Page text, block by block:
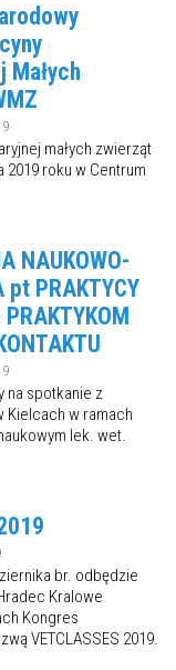
Małych
małych zwierząt
roku w Centrum
NAUKOWO-
pt PRAKTYCY
na spotkanie z
Kielcach w ramach
lek. wet.
br. odbędzie
Kralowe
Kongres
VETCLASSES 2019.